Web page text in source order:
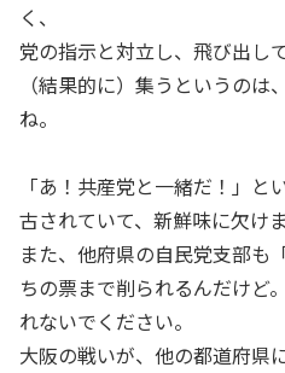
く、
党の指示と対立し、飛び出し
（結果的に）集うというの
ね。
「あ！共産党と一緒だ！」
古されていて、新鮮味に欠けま
また、他府県の自民党支部も
ちの票まで削られるんだけど
れないでください。
大阪の戦いが、他の都道府県